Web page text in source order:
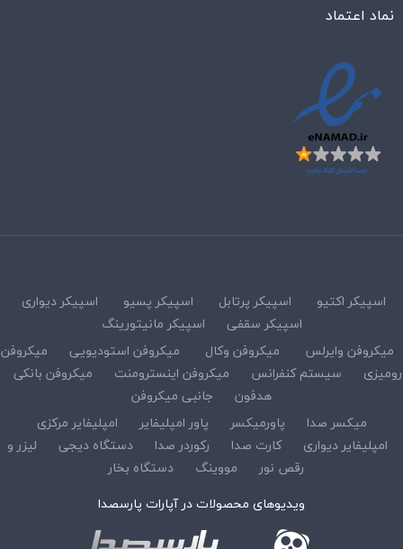
نماد اعتماد
اسپیکر اکتیو اسپیکر پرتابل اسپیکر پسیو
اسپیکر دیواری
اسپیکر سقفی
اسپیکر مانیتورینگ
میکروفن وایرلس
میکروفن وکال میکروفن استودیویی
میکروفن
رومیزی
سیستم کنفرانس میکروفن اینسترومنت
میکروفن بانکی
هدفون
جانبی میکروفن
میکسر صدا
پاورمیکسر پاور امپلیفایر
امپلیفایر مرکزی
امپلیفایر دیواری
کارت صدا رکوردر صدا دستگاه دیجی
لیزر و
رقص نور
مووینگ
دستگاه بخار
ویدیوهای محصولات در آپارات پارسصدا